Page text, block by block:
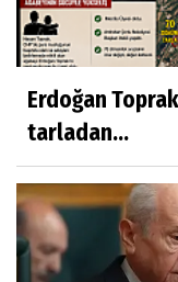
Erdoğan
tarladan...